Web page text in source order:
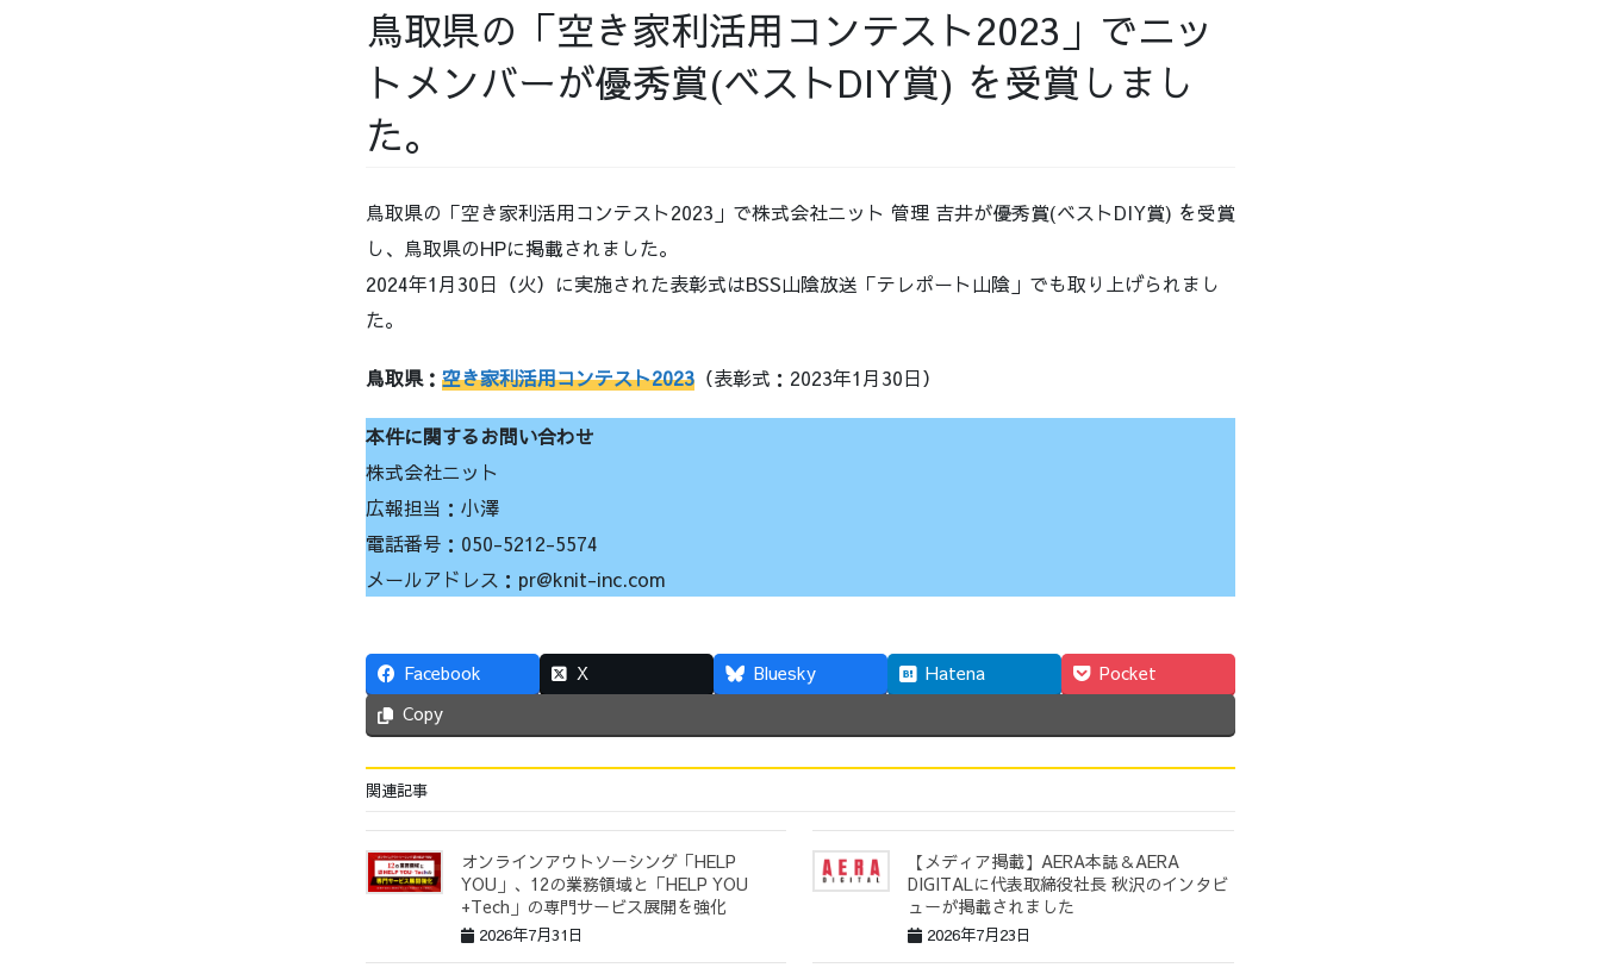
鳥取県の「空き家利活用コンテスト2023」でニッ
トメンバーが優秀賞(ベストDIY賞) を受賞しまし
た。
鳥取県の「空き家利活用コンテスト2023」で株式会社ニット 管理 吉井が優秀賞(ベストDIY賞) を受賞
し、鳥取県のHPに掲載されました。
2024年1月30日（火）に実施された表彰式はBSS山陰放送「テレポート山陰」でも取り上げられまし
た。
鳥取県： 空き家利活用コンテスト2023 （表彰式：2023年1月30日）
本件に関するお問い合わせ
株式会社ニット
広報担当：小澤
電話番号：050-5212-5574
メールアドレス：pr@knit-inc.com
Facebook X Bluesky Hatena
Pocket
Copy
関連記事
オンラインアウトソーシング「HELP
YOU」、12の業務領域と「HELP YOU
+Tech」の専門サービス展開を強化
2026年7月31日
【メディア掲載】AERA本誌＆AERA
DIGITALに代表取締役社長 秋沢のインタビ
ューが掲載されました
2026年7月23日